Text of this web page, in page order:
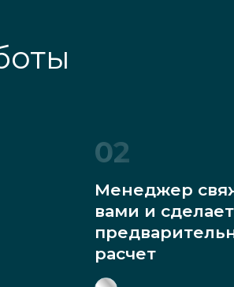
02
Менеджер
вами и сделает
расчет